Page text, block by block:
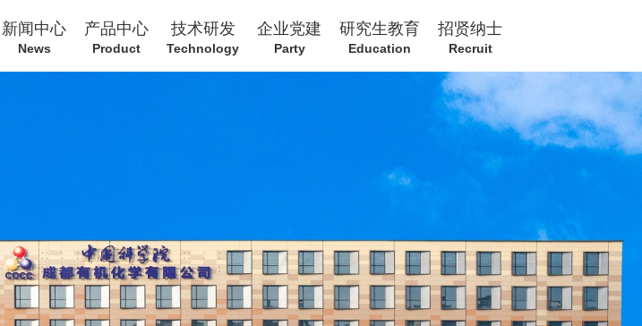
新闻中心
News
产品中心
Product
技术研发
Technology
企业党建
Party
研究生教育
Education
招贤纳士
Recruit